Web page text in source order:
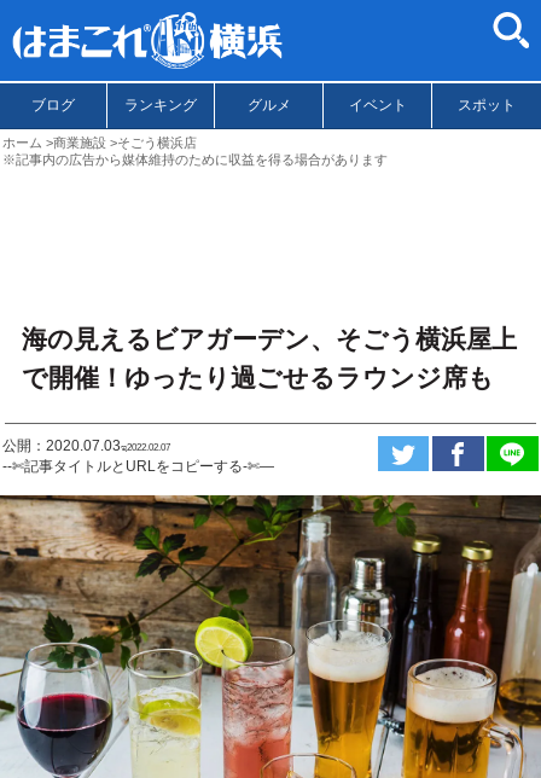
ブログ ランキング グルメ イベント スポット
ホーム 商業施設
そごう横浜店
※記事内の広告から媒体維持のために収益を得る場合があります
海の見えるビアガーデン、そごう横浜屋上
で開催！ゆったり過ごせるラウンジ席も
公開：2020.07.03ಇ2022.02.07
--✄記事タイトルとURLをコピーする-✄—